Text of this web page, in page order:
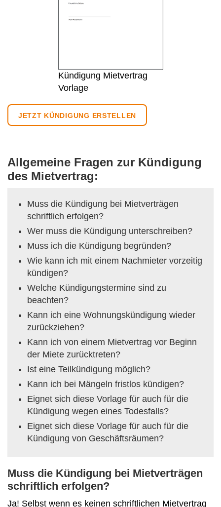
Kündigung Mietvertrag
Vorlage
JETZT KÜNDIGUNG ERSTELLEN
Allgemeine Fragen zur Kündigung
des Mietvertrag:
Muss die Kündigung bei Mietverträgen
schriftlich erfolgen?
Wer muss die Kündigung unterschreiben?
Muss ich die Kündigung begründen?
Wie kann ich mit einem Nachmieter vorzeitig
kündigen?
Welche Kündigungstermine sind zu
beachten?
Kann ich eine Wohnungskündigung wieder
zurückziehen?
Kann ich von einem Mietvertrag vor Beginn
der Miete zurücktreten?
Ist eine Teilkündigung möglich?
Kann ich bei Mängeln fristlos kündigen?
Eignet sich diese Vorlage für auch für die
Kündigung wegen eines Todesfalls?
Eignet sich diese Vorlage für auch für die
Kündigung von Geschäftsräumen?
Muss die Kündigung bei Mietverträgen
schriftlich erfolgen?
Ja! Selbst wenn es keinen schriftlichen Mietvertrag